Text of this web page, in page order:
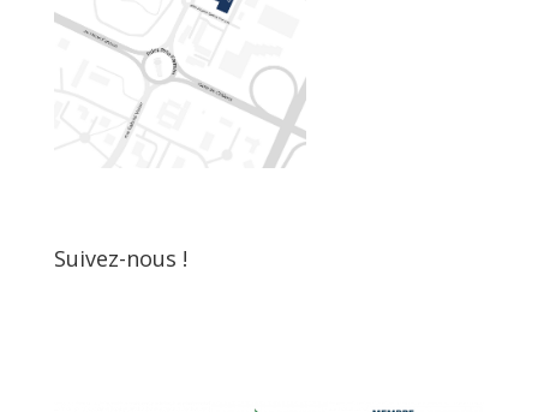
Suivez-nous !